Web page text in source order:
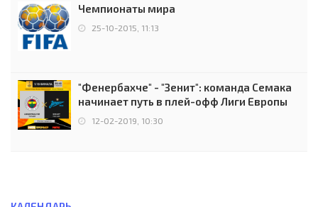
Чемпионаты мира
25-10-2015, 11:13
"Фенербахче" - "Зенит": команда Семака
начинает путь в плей-офф Лиги Европы
12-02-2019, 10:30